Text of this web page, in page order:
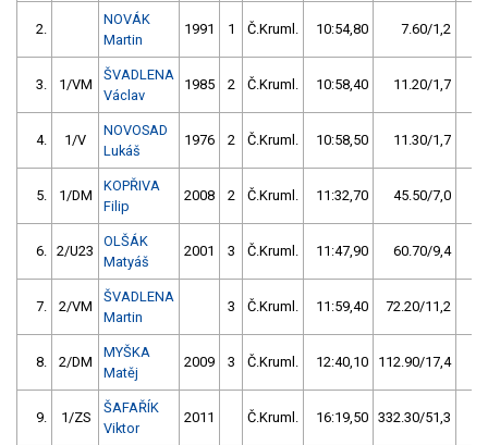
2.
NOVÁK
Martin
1991 1 Č.Kruml. 10:54,80 7.60/1,2
3. 1/VM
ŠVADLENA
Václav
1985 2 Č.Kruml. 10:58,40 11.20/1,7
4. 1/V
NOVOSAD
Lukáš
1976 2 Č.Kruml. 10:58,50 11.30/1,7
5. 1/DM
KOPŘIVA
Filip
2008 2 Č.Kruml. 11:32,70 45.50/7,0
6. 2/U23
OLŠÁK
Matyáš
2001 3 Č.Kruml. 11:47,90 60.70/9,4
7. 2/VM
ŠVADLENA
Martin
3 Č.Kruml. 11:59,40 72.20/11,2
8. 2/DM
MYŠKA
Matěj
2009 3 Č.Kruml. 12:40,10 112.90/17,4
9. 1/ZS
ŠAFAŘÍK
Viktor
2011 Č.Kruml. 16:19,50 332.30/51,3